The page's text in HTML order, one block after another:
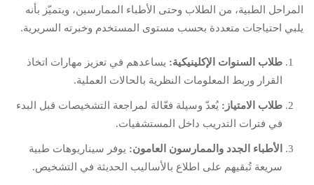
المراحل الطبية، من الطلاب وحتى الأطباء الممارسين، ويتميّز بأنه
يلبي احتياجات متعددة بحسب مستوى المستخدم وخبرته السريرية.
طلاب السنوات الإكلينيكية: يساعدهم في تعزيز مهارات اتخاذ
القرار وربط المعلومات النظرية بالحالات العملية.
طلاب الامتياز: يُعدّ وسيلة فعّالة لمراجعة التشخيصات قبل البدء
في فترات التدريب داخل المستشفيات.
الأطباء الجدد والممارسون العامون: يوفر سيناريوهات طبية
سريعة تُبقيهم على اطلاع بالأساليب الحديثة في التشخيص.